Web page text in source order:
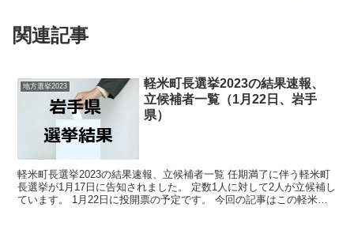
関連記事
地方選挙2023
軽米町長選挙2023の結果速報、
立候補者一覧（1月22日、岩手
県）
軽米町長選挙2023の結果速報、立候補者一覧 任期満了に伴う軽米町
長選挙が1月17日に告知されました。 定数1人に対して2人が立候補し
ています。 1月22日に投開票の予定です。 今回の記事はこの軽米町